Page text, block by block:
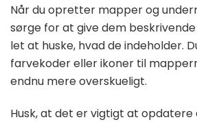
Når du opretter mapper og
sørge for at give dem
let at huske, hvad de indeholder.
farvekoder eller ikoner til
endnu mere overskueligt.
Husk, at det er vigtigt at